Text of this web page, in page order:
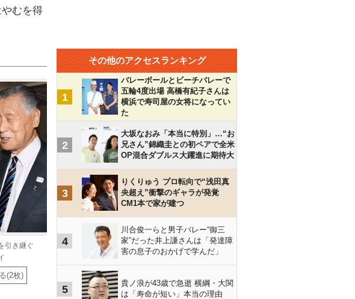
むを得
引き継ぐ
(2枚)
その他のアクセスランキング
1
バレーボールとビーチバレーで
五輪4度出場 高橋有紀子さんは
横浜で寿司屋の女将になってい
た
2
大坂なおみ「本当に特別」…“お
兄さん”錦織圭との初ペアで全米
OP混合ダブルス大躍進に期待大
3
りくりゅう プロ転向で“浅田真
央超え”衝撃のギャラが発覚
CM1本で家が建つ
4
川合俊一らと男子バレー“御三
家”だった井上謙さんは「発達障
害の息子のおかげで学んだ」
5
貴ノ浪が43歳で急逝 横綱・大関
は「寿命が短い」本当の理由